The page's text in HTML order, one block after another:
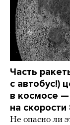
Часть
с автобус!)
в космосе —
на
Не опасно ли